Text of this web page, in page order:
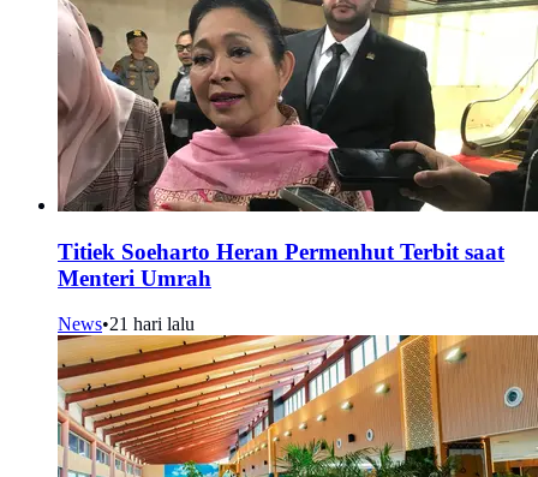
Titiek Soeharto Heran Permenhut Terbit saat
Menteri Umrah
News•21 hari lalu